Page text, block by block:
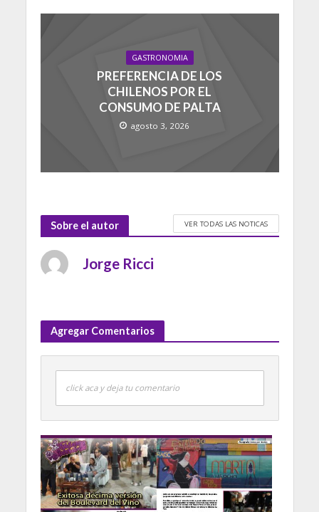
GASTRONOMIA
PREFERENCIA DE LOS
CHILENOS POR EL
CONSUMO DE PALTA
agosto 3, 2026
Sobre el autor VER TODAS LAS NOTICAS
Jorge Ricci
Agregar Comentarios
click aca y deja tu comentario